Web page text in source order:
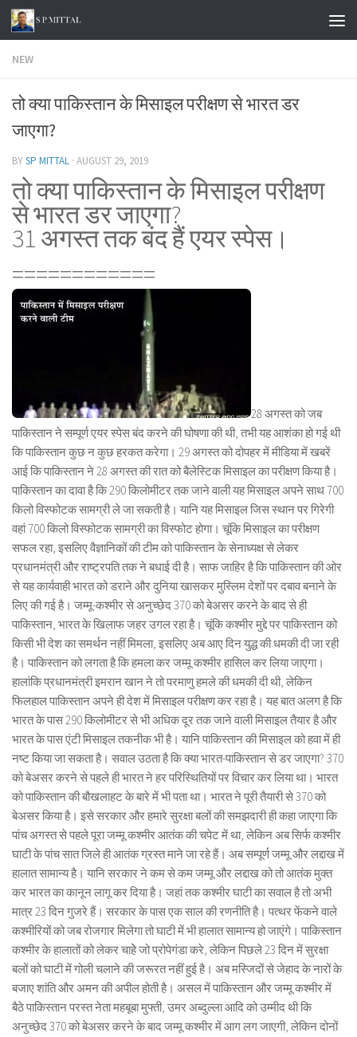
Skip to content
NEW
तो क्या पाकिस्तान के मिसाइल परीक्षण से भारत डर
जाएगा?
BYSP MITTAL · AUGUST 29, 2019
तो क्या पाकिस्तान के मिसाइल परीक्षण
से भारत डर जाएगा?
31 अगस्त तक बंद हैं एयर स्पेस।
============
28 अगस्त को जब
पाकिस्तान ने सम्पूर्ण एयर स्पेस बंद करने की घोषणा की थी, तभी यह आशंका हो गई थी
कि पाकिस्तान कुछ न कुछ हरकत करेगा। 29 अगस्त को दोपहर में मीडिया में खबरें
आई कि पाकिस्तान ने 28 अगस्त की रात को बैलेस्टिक मिसाइल का परीक्षण किया है।
पाकिस्तान का दावा है कि 290 किलोमीटर तक जाने वाली यह मिसाइल अपने साथ 700
किलो विस्फोटक सामग्री ले जा सकती है। यानि यह मिसाइल जिस स्थान पर गिरेगी
वहां 700 किलो विस्फोटक सामग्री का विस्फोट होगा। चूंकि मिसाइल का परीक्षण
सफल रहा, इसलिए वैज्ञानिकों की टीम को पाकिस्तान के सेनाध्यक्ष से लेकर
प्रधानमंत्री और राष्ट्रपति तक ने बधाई दी है। साफ जाहिर है कि पाकिस्तान की ओर
से यह कार्यवाही भारत को डराने और दुनिया खासकर मुस्लिम देशों पर दबाव बनाने के
लिए की गई है। जम्मू-कश्मीर से अनुच्छेद 370 को बेअसर करने के बाद से ही
पाकिस्तान, भारत के खिलाफ जहर उगल रहा है। चूंकि कश्मीर मुद्दे पर पाकिस्तान को
किसी भी देश का समर्थन नहीं मिमला, इसलिए अब आए दिन युद्ध की धमकी दी जा रही
है। पाकिस्तान को लगता है कि हमला कर जम्मू कश्मीर हासिल कर लिया जाएगा।
हालांकि प्रधानमंत्री इमरान खान ने तो परमाणु हमले की धमकी दी थी, लेकिन
फिलहाल पाकिस्तान अपने ही देश में मिसाइल परीक्षण कर रहा है। यह बात अलग है कि
भारत के पास 290 किलोमीटर से भी अधिक दूर तक जाने वाली मिसाइल तैयार है और
भारत के पास एंटी मिसाइल तकनीक भी है। यानि पाकिस्तान की मिसाइल को हवा में ही
नष्ट किया जा सकता है। सवाल उठता है कि क्या भारत-पाकिस्तान से डर जाएगा? 370
को बेअसर करने से पहले ही भारत ने हर परिस्थितियों पर विचार कर लिया था। भारत
को पाकिस्तान की बौखलाहट के बारे में भी पता था। भारत ने पूरी तैयारी से 370 को
बेअसर किया है। इसे सरकार और हमारे सुरक्षा बलों की समझदारी ही कहा जाएगा कि
पांच अगस्त से पहले पूरा जम्मू कश्मीर आतंक की चपेट में था, लेकिन अब सिर्फ कश्मीर
घाटी के पांच सात जिले ही आतंक ग्रस्त माने जा रहे हैं। अब सम्पूर्ण जम्मू और लद्दाख में
हालात सामान्य है। यानि सरकार ने कम से कम जम्मू और लद्दाख को तो आतंक मुक्त
कर भारत का कानून लागू कर दिया है। जहां तक कश्मीर घाटी का सवाल है तो अभी
मात्र 23 दिन गुजरे हैं। सरकार के पास एक साल की रणनीति है। पत्थर फेंकने वाले
कश्मीरियों को जब रोजगार मिलेगा तो घाटी में भी हालात सामान्य हो जाएंगे। पाकिस्तान
कश्मीर के हालातों को लेकर चाहेे जो प्रोपेगंडा करे, लेकिन पिछले 23 दिन में सुरक्षा
बलों को घाटी में गोली चलाने की जरूरत नहीं हुई है। अब मस्जिदों से जेहाद के नारों के
बजाए शांति और अमन की अपील होती है। असल में पाकिस्तान और जम्मू कश्मीर में
बैठे पाकिस्तान परस्त नेता महबूबा मुफ्ती, उमर अब्दुल्ला आदि को उम्मीद थी कि
अनुच्छेद 370 को बेअसर करने के बाद जम्मू कश्मीर में आग लग जाएगी, लेकिन दोनों